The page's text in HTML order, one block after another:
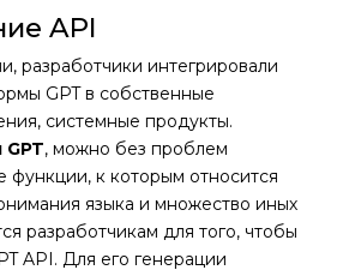
API
разработчики интегрировали
GPT в собственные
системные продукты.
, можно без проблем
функции, к которым относится
языка и множество иных
разработчикам для того, чтобы
API. Для его генерации